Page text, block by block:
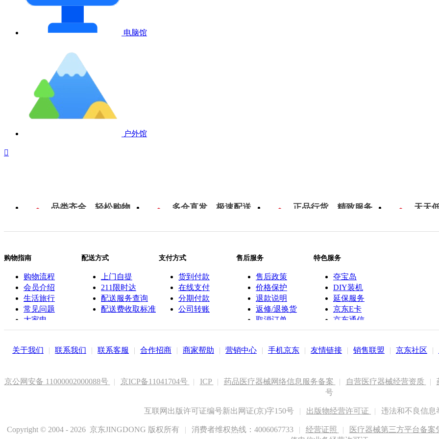
电脑馆
户外馆

品类齐全，轻松购物 多仓直发，极速配送 正品行货，精致服务 天天
购物指南
购物流程
会员介绍
生活旅行
常见问题
大家电
联系客服
配送方式
上门自提
211限时达
配送服务查询
配送费收取标准
支付方式
货到付款
在线支付
分期付款
公司转账
售后服务
售后政策
价格保护
退款说明
返修/退换货
取消订单
特色服务
夺宝岛
DIY装机
延保服务
京东E卡
京东通信
京鱼座智能
关于我们 | 联系我们 | 联系客服 | 合作招商 | 商家帮助 | 营销中心 | 手机京东 | 友情链接 | 销售联盟 | 京东社区 |
京公网安备 11000002000088号 | 京ICP备11041704号 | ICP | 药品医疗器械网络信息服务备案 | 自营医疗器械经营资质 |
号
互联网出版许可证编号新出网证(京)字150号 | 出版物经营许可证 | 违法和不良信息
Copyright © 2004 - 2026 京东JINGDONG 版权所有 | 消费者维权热线：4006067733 | 经营证照 | 医疗器械第三方平台备案